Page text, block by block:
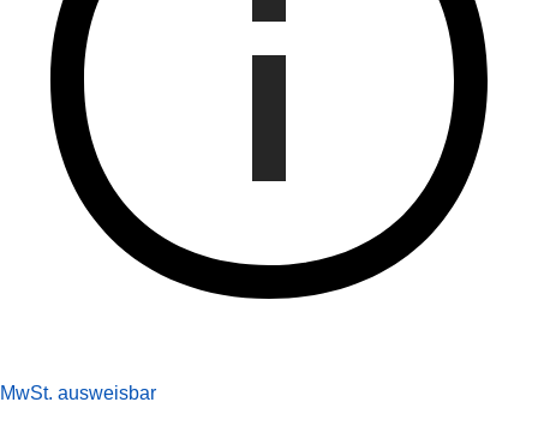
MwSt. ausweisbar